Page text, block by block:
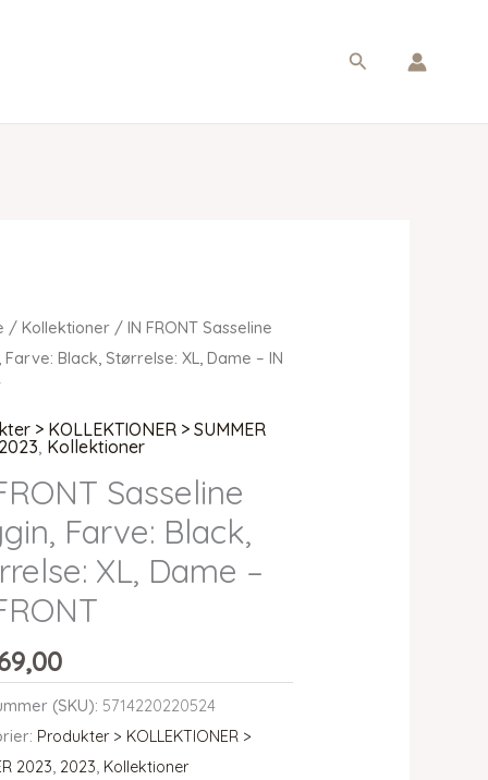
Søg
/Kollektioner / IN FRONT Sasseline
Farve: Black, Størrelse: XL, Dame – IN
> KOLLEKTIONER > SUMMER
2023, Kollektioner
Sasseline
Farve: Black,
XL, Dame –
(SKU): 5714220220524
Produkter > KOLLEKTIONER >
2023, 2023, Kollektioner